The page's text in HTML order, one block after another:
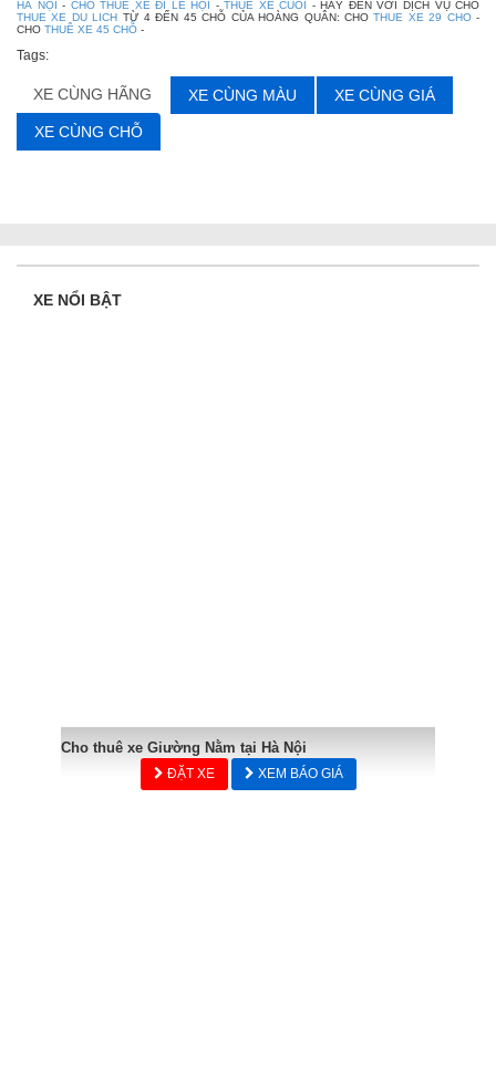
HÀ NỘI - CHO THUÊ XE ĐI LỄ HỘI -THUE XE CUOI - HÃY ĐẾN VỚI DỊCH VỤ CHO
THUE XE DU LICH TỪ 4 ĐẾN 45 CHỖ CỦA HOÀNG QUÂN: CHOTHUE XE 29 CHO-
CHO THUÊ XE 45 CHỖ -
Tags:
XE CÙNG HÃNG XE CÙNG MÀU XE CÙNG GIÁ
XE CÙNG CHỖ
XE NỔI BẬT
Cho thuê xe Giường Nằm tại Hà Nội
ĐẶT XE XEM BÁO GIÁ